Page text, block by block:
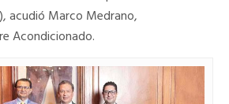
acudió Marco Medrano,
Acondicionado.